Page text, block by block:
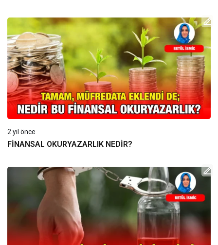
2 yıl önce
FİNANSAL OKURYAZARLIK NEDİR?